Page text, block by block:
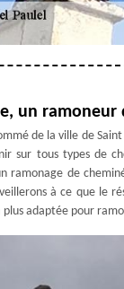
un
de la ville de
sur tous types de
ramonage de
à ce que le
adaptée pour